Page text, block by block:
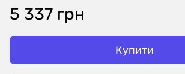
5 337 грн
Купити